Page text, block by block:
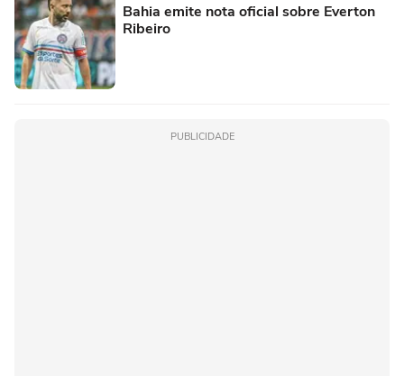
Bahia emite nota oficial sobre Everton
Ribeiro
PUBLICIDADE